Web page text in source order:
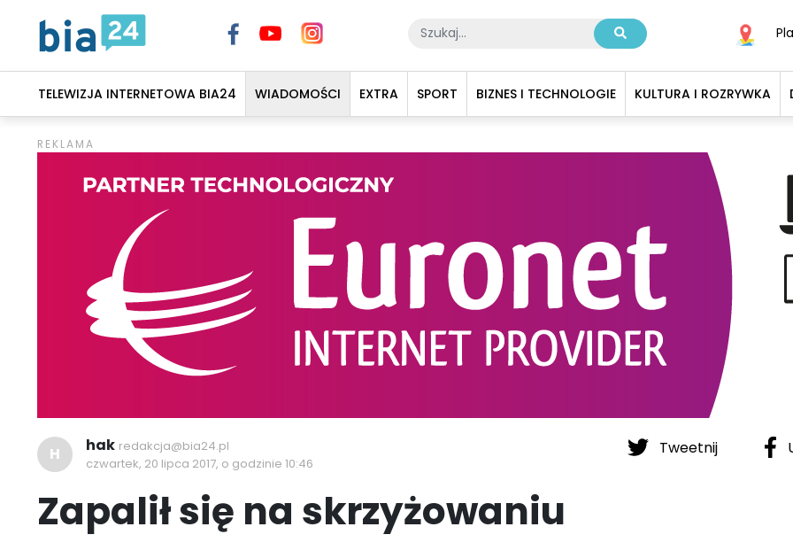
TELEWIZJA INTERNETOWA BIA24 WIADOMOŚCI EXTRA SPORT BIZNES I TECHNOLOGIE KULTURA I ROZRYWKA
Tweetnij
H hak redakcja@bia24.pl
czwartek, 20 lipca 2017, o godzinie 10:46
Zapalił się na skrzyżowaniu